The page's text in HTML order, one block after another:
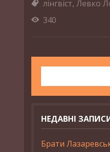
лінгвіст, Левко
340
НЕДАВНІ
Брати